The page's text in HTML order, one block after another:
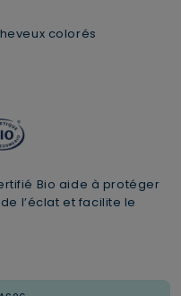
colorés
Bio aide à protéger
l’éclat et facilite le